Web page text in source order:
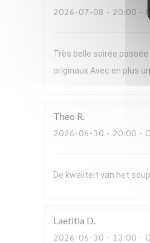
2026-07-08 - 20:00 -
Très belle soirée
originaux Avec en plus
Theo R
2026-06-30 - 20:00 -
De kwaliteit van het
Laetitia D
2026-06-30 - 13:00 -